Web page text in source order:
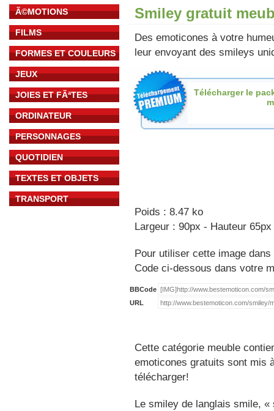
Ã©MOTIONS
FILMS
FORMES ET COULEURS
JEUX
JOIES ET FÃªTES
ORDINATEUR
PERSONNAGES
QUOTIDIEN
TEXTES ET OBJETS
TRANSPORT
Smiley gratuit
Des emoticones à votre
leur envoyant des smileys
Télécharger le
Poids : 8.47 ko
Largeur : 90px - Hauteur 65px
Pour utiliser cette image
Code ci-dessous dans votre
BBCode
URL
Cette catégorie meuble
emoticones gratuits sont mis
télécharger!
Le smiley de langlais smile,